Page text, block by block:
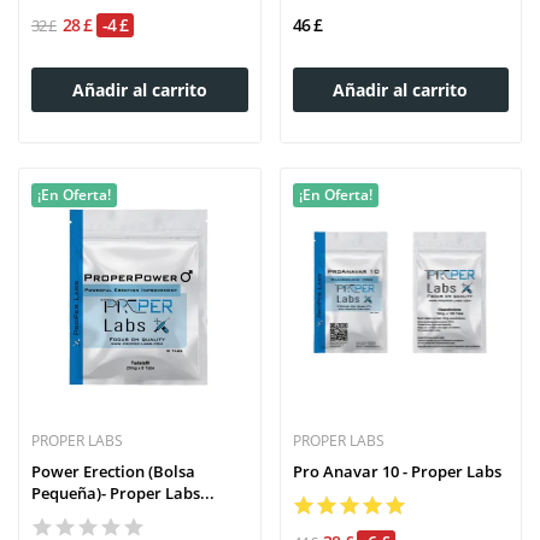
32 £ 28 £ -4 £
Añadir al carrito
46 £
Añadir al carrito
¡En Oferta!
PROPER LABS
Power Erection (bolsa
Pequeña)- Proper Labs...
¡En Oferta!
PROPER LABS
Pro Anavar 10 - Proper Labs